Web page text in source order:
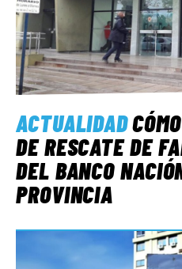
ACTUALIDAD
DE RESCATE DE
DEL BANCO
PROVINCIA